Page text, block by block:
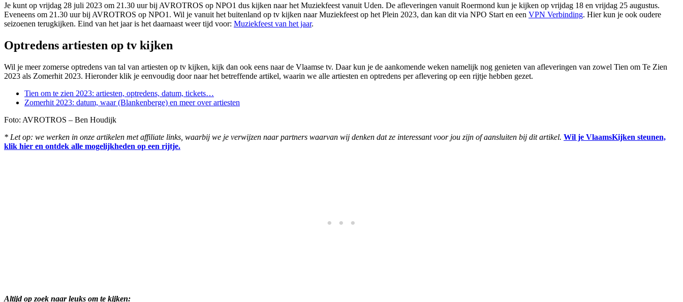
Je kunt op vrijdag 28 juli 2023 om 21.30 uur bij AVROTROS op NPO1 dus kijken naar het Muziekfeest vanuit Uden. De afleveringen vanuit Roermond kun je kijken op vrijdag 18 en vrijdag 25 augustus.
Eveneens om 21.30 uur bij AVROTROS op NPO1. Wil je vanuit het buitenland op tv kijken naar Muziekfeest op het Plein 2023, dan kan dit via NPO Start en een VPN Verbinding. Hier kun je ook oudere
seizoenen terugkijken. Eind van het jaar is het daarnaast weer tijd voor: Muziekfeest van het jaar.
Optredens artiesten op tv kijken
Wil je meer zomerse optredens van tal van artiesten op tv kijken, kijk dan ook eens naar de Vlaamse tv. Daar kun je de aankomende weken namelijk nog genieten van afleveringen van zowel Tien om Te Zien
2023 als Zomerhit 2023. Hieronder klik je eenvoudig door naar het betreffende artikel, waarin we alle artiesten en optredens per aflevering op een rijtje hebben gezet.
Tien om te zien 2023: artiesten, optredens, datum, tickets…
Zomerhit 2023: datum, waar (Blankenberge) en meer over artiesten
Foto: AVROTROS – Ben Houdijk
* Let op: we werken in onze artikelen met affiliate links, waarbij we je verwijzen naar partners waarvan wij denken dat ze interessant voor jou zijn of aansluiten bij dit artikel. Wil je VlaamsKijken steunen,
klik hier en ontdek alle mogelijkheden op een rijtje.
Altijd op zoek naar leuks om te kijken: